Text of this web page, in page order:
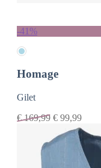
-41%
Homage
Gilet
€169,99 € 99,99